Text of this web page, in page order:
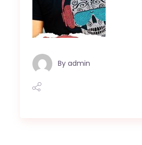
By admin